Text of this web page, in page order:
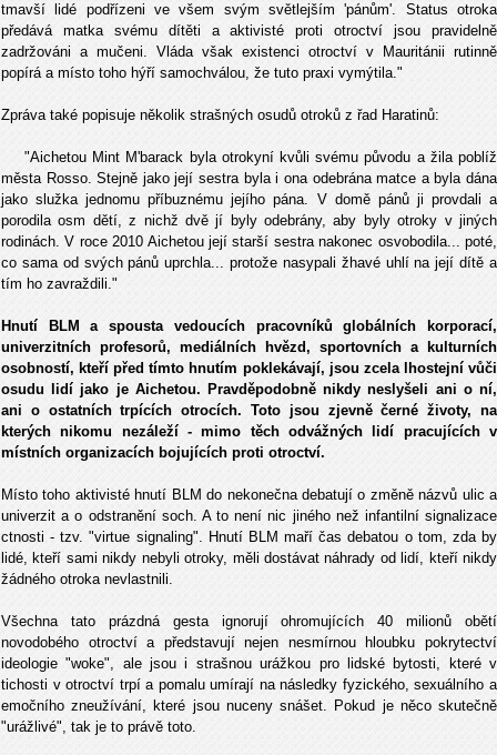
tmavší lidé podřízeni ve všem svým světlejším 'pánům'. Status otroka
předává matka svému dítěti a aktivisté proti otroctví jsou pravidelně
zadržováni a mučeni. Vláda však existenci otroctví v Mauritánii rutinně
popírá a místo toho hýří samochválou, že tuto praxi vymýtila."
Zpráva také popisuje několik strašných osudů otroků z řad Haratinů:
"Aichetou Mint M'barack byla otrokyní kvůli svému původu a žila poblíž
města Rosso. Stejně jako její sestra byla i ona odebrána matce a byla dána
jako služka jednomu příbuznému jejího pána. V domě pánů ji provdali a
porodila osm dětí, z nichž dvě jí byly odebrány, aby byly otroky v jiných
rodinách. V roce 2010 Aichetou její starší sestra nakonec osvobodila... poté,
co sama od svých pánů uprchla... protože nasypali žhavé uhlí na její dítě a
tím ho zavraždili."
Hnutí BLM a spousta vedoucích pracovníků globálních korporací,
univerzitních profesorů, mediálních hvězd, sportovních a kulturních
osobností, kteří před tímto hnutím poklekávají, jsou zcela lhostejní vůči
osudu lidí jako je Aichetou. Pravděpodobně nikdy neslyšeli ani o ní,
ani o ostatních trpících otrocích. Toto jsou zjevně černé životy, na
kterých nikomu nezáleží - mimo těch odvážných lidí pracujících v
místních organizacích bojujících proti otroctví.
Místo toho aktivisté hnutí BLM do nekonečna debatují o změně názvů ulic a
univerzit a o odstranění soch. A to není nic jiného než infantilní signalizace
ctnosti - tzv. "virtue signaling". Hnutí BLM maří čas debatou o tom, zda by
lidé, kteří sami nikdy nebyli otroky, měli dostávat náhrady od lidí, kteří nikdy
žádného otroka nevlastnili.
Všechna tato prázdná gesta ignorují ohromujících 40 milionů obětí
novodobého otroctví a představují nejen nesmírnou hloubku pokrytectví
ideologie "woke", ale jsou i strašnou urážkou pro lidské bytosti, které v
tichosti v otroctví trpí a pomalu umírají na následky fyzického, sexuálního a
emočního zneužívání, které jsou nuceny snášet. Pokud je něco skutečně
"urážlivé", tak je to právě toto.